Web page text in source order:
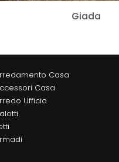
Giada
Casa
Casa
Ufficio